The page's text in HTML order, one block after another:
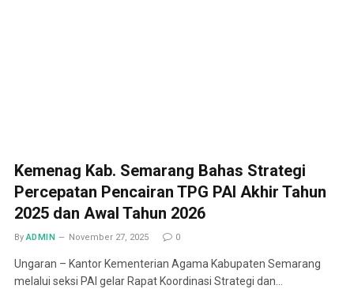
Kemenag Kab. Semarang Bahas Strategi
Percepatan Pencairan TPG PAI Akhir Tahun
2025 dan Awal Tahun 2026
By ADMIN November 27, 2025 0
Ungaran – Kantor Kementerian Agama Kabupaten Semarang
melalui seksi PAI gelar Rapat Koordinasi Strategi dan…